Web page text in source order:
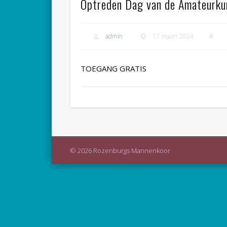
Optreden Dag van de
admin 17 maart 2024
TOEGANG GRATIS
© 2026 Rozenburgs Mannenkoor